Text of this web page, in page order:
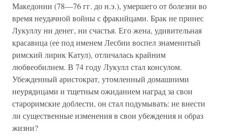
Македонии (78—76 гг. до н.э.), умершего от болезни во
время неудачной войны с фракийцами. Брак не принес
Лукуллу ни денег, ни счастья. Его жена, удивительная
красавица (ее под именем Лесбии воспел знаменитый
римский лирик Катул), отличалась крайним
любвеобилием. В 74 году Лукулл стал консулом.
Убежденный аристократ, утомленный домашними
неурядицами и тщетным ожиданием наград за свои
староримские доблести, он стал подумывать: не внести
ли существенные изменения в свои убеждения и образ
жизни?